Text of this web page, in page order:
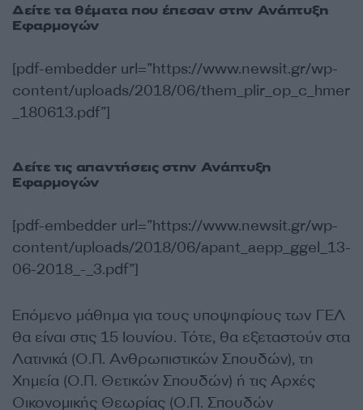
Δείτε τα θέματα που έπεσαν στην Ανάπτυξη
Εφαρμογών
[pdf-embedder url=”https://www.newsit.gr/wp-
content/uploads/2018/06/them_plir_op_c_hmer
_180613.pdf”]
Δείτε τις απαντήσεις στην Ανάπτυξη
Εφαρμογών
[pdf-embedder url=”https://www.newsit.gr/wp-
content/uploads/2018/06/apant_aepp_ggel_13-
06-2018_-_3.pdf”]
Επόμενο μάθημα για τους υποψηφίους των ΓΕΛ
θα είναι στις 15 Ιουνίου. Τότε, θα εξεταστούν στα
Λατινικά (Ο.Π. Ανθρωπιστικών Σπουδών), τη
Χημεία (Ο.Π. Θετικών Σπουδών) ή τις Αρχές
Οικονομικής Θεωρίας (Ο.Π. Σπουδών